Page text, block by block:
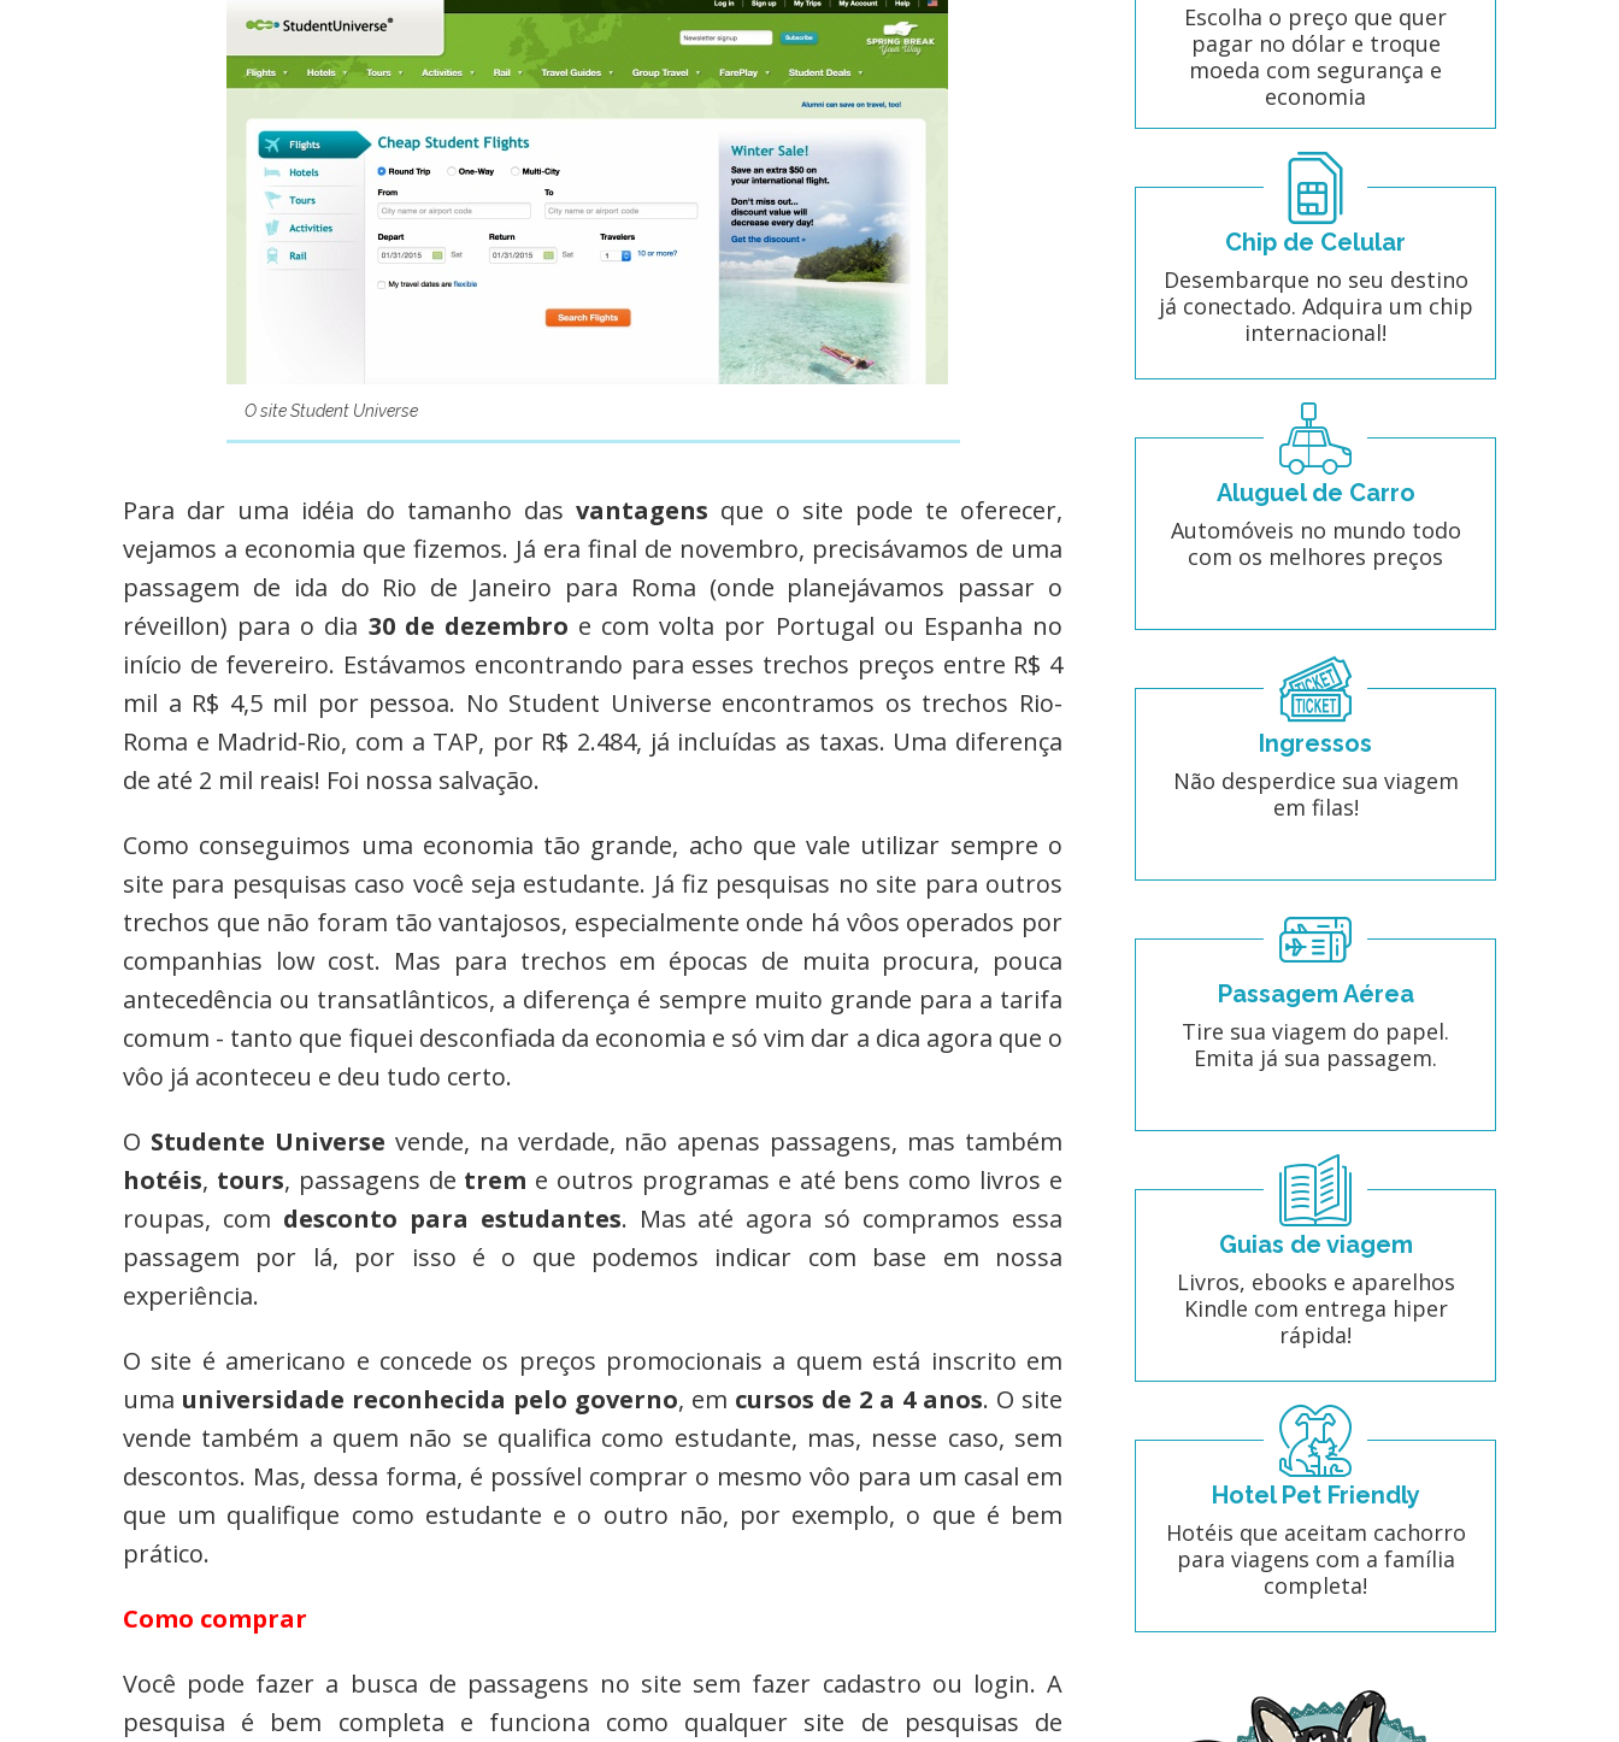
O site Student Universe
Para dar uma idéia do tamanho das vantagens que o site pode te oferecer,
vejamos a economia que fizemos. Já era final de novembro, precisávamos de uma
passagem de ida do Rio de Janeiro para Roma (onde planejávamos passar o
réveillon) para o dia 30 de dezembro e com volta por Portugal ou Espanha no
início de fevereiro. Estávamos encontrando para esses trechos preços entre R$ 4
mil a R$ 4,5 mil por pessoa. No Student Universe encontramos os trechos Rio-
Roma e Madrid-Rio, com a TAP, por R$ 2.484, já incluídas as taxas. Uma diferença
de até 2 mil reais! Foi nossa salvação.
Como conseguimos uma economia tão grande, acho que vale utilizar sempre o
site para pesquisas caso você seja estudante. Já fiz pesquisas no site para outros
trechos que não foram tão vantajosos, especialmente onde há vôos operados por
companhias low cost. Mas para trechos em épocas de muita procura, pouca
antecedência ou transatlânticos, a diferença é sempre muito grande para a tarifa
comum - tanto que fiquei desconfiada da economia e só vim dar a dica agora que o
vôo já aconteceu e deu tudo certo.
O Studente Universe vende, na verdade, não apenas passagens, mas também
hotéis, tours, passagens de trem e outros programas e até bens como livros e
roupas, com desconto para estudantes. Mas até agora só compramos essa
passagem por lá, por isso é o que podemos indicar com base em nossa
experiência.
O site é americano e concede os preços promocionais a quem está inscrito em
uma universidade reconhecida pelo governo, em cursos de 2 a 4 anos. O site
vende também a quem não se qualifica como estudante, mas, nesse caso, sem
descontos. Mas, dessa forma, é possível comprar o mesmo vôo para um casal em
que um qualifique como estudante e o outro não, por exemplo, o que é bem
prático.
Como comprar
Você pode fazer a busca de passagens no site sem fazer cadastro ou login. A
pesquisa é bem completa e funciona como qualquer site de pesquisas de
Escolha o preço que quer
pagar no dólar e troque
moeda com segurança e
economia
Chip de Celular
Desembarque no seu destino
já conectado. Adquira um chip
internacional!
Aluguel de Carro
Automóveis no mundo todo
com os melhores preços
Ingressos
Não desperdice sua viagem
em filas!
Passagem Aérea
Tire sua viagem do papel.
Emita já sua passagem.
Guias de viagem
Livros, ebooks e aparelhos
Kindle com entrega hiper
rápida!
Hotel Pet Friendly
Hotéis que aceitam cachorro
para viagens com a família
completa!